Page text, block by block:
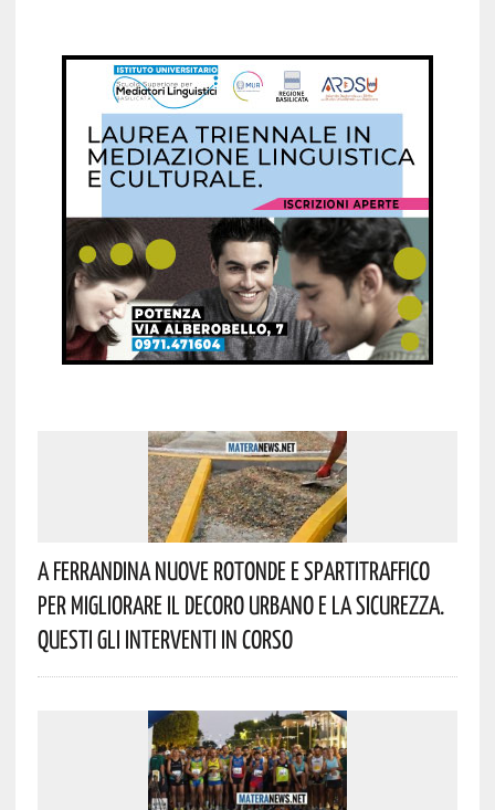
A Ferrandina Nuove Rotonde E Spartitraffico
Per Migliorare Il Decoro Urbano E La Sicurezza.
Questi Gli Interventi In Corso